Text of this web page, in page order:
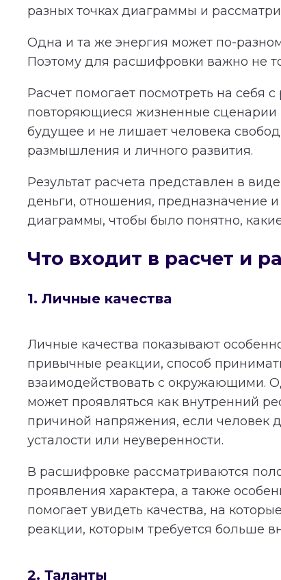
разных точках диаграммы и
Одна и та же энергия может по-
Поэтому для расшифровки важно не
Расчет помогает посмотреть на себя
повторяющиеся жизненные сценарии
будущее и не лишает человека
размышления и личного развития.
Результат расчета представлен в
деньги, отношения, предназначение
диаграммы, чтобы было понятно,
Что входит в расчет и
1. Личные качества
Личные качества показывают
привычные реакции, способ
взаимодействовать с окружающими.
может проявляться как внутренний
причиной напряжения, если человек
усталости или неуверенности.
В расшифровке рассматриваются
проявления характера, а также
помогает увидеть качества, на
реакции, которым требуется больше
2. Таланты